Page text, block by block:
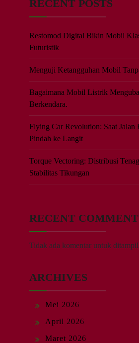
RECENT POSTS
Restomod Digital Bikin Mobil
Futuristik
Menguji Ketangguhan Mobil
Bagaimana Mobil Listrik
Berkendara.
Flying Car Revolution: Saat Jalan
Pindah ke Langit
Torque Vectoring: Distribusi
Stabilitas Tikungan
RECENT
Tidak ada komentar untuk
ARCHIVES
Mei 2026
April 2026
Maret 2026